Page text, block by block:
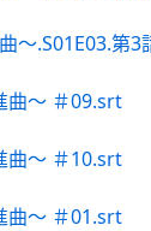
～.S01E03.
曲～ ＃09.srt
曲～ ＃10.srt
曲～ ＃01.srt